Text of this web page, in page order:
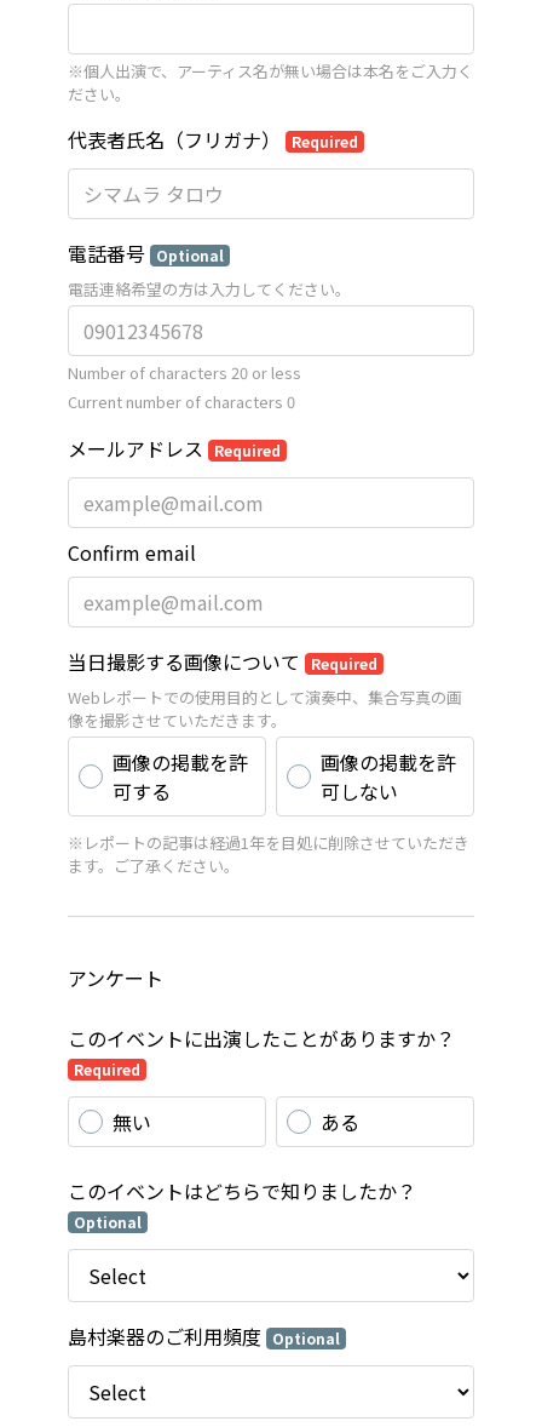
※個人出演で、アーティス名が無い場合は本名をご入力く
ださい。
代表者氏名（フリガナ） Required
電話番号 Optional
電話連絡希望の方は入力してください。
Number of characters 20 or less
Current number of characters 0
メールアドレス Required
Confirm email
当日撮影する画像について Required
Webレポートでの使用目的として演奏中、集合写真の画
像を撮影させていただきます。
画像の掲載を許
可する
画像の掲載を許
可しない
※レポートの記事は経過1年を目処に削除させていただき
ます。ご了承ください。
アンケート
このイベントに出演したことがありますか？
Required
無い ある
このイベントはどちらで知りましたか？
Optional
島村楽器のご利用頻度 Optional